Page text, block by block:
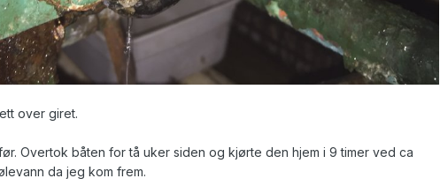
over giret.
Overtok båten for tå uker siden og kjørte den hjem i 9 timer ved ca
da jeg kom frem.